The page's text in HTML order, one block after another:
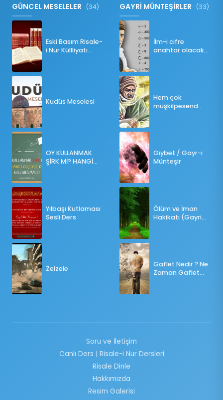
GÜNCEL MESELELER (34)
Eski Basım Risale-
i Nur Küllliyatı
Kudüs Meselesi
OY KULLANMAK
ŞİRK Mİ? HANGİ
Yılbaşı Kutlaması
Sesli Ders
Zelzele
GAYRİ MÜNTEŞİRLER (33)
İlm-i cifre
anahtar olacak
Hem çok
müşkilpesend
Gıybet / Gayr-i
Münteşir
Ölüm ve İman
Hakikatı (Gayri
Gaflet Nedir ? Ne
Zaman Gaflet
Soru ve İletişim
Canlı Ders | Risale-i Nur Dersleri
Risale Dinle
Hakkımızda
Resim Galerisi